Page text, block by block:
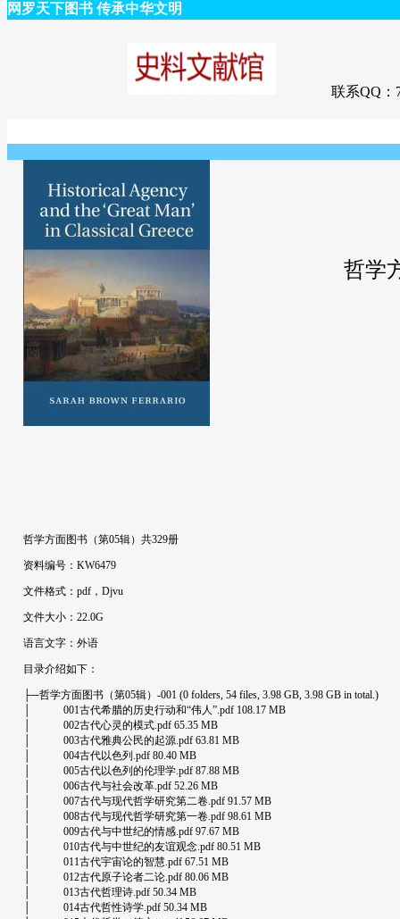
网罗天下图书 传承中华文明
联系QQ：
哲学
哲学方面图书（第05辑）共329册
资料编号：KW6479
文件格式：pdf，Djvu
文件大小：22.0G
语言文字：外语
目录介绍如下：
├─哲学方面图书（第05辑）-001 (0 folders, 54 files, 3.98 GB, 3.98 GB in total.)
│ 001古代希腊的历史行动和“伟人”.pdf 108.17 MB
│ 002古代心灵的模式.pdf 65.35 MB
│ 003古代雅典公民的起源.pdf 63.81 MB
│ 004古代以色列.pdf 80.40 MB
│ 005古代以色列的伦理学.pdf 87.88 MB
│ 006古代与社会改革.pdf 52.26 MB
│ 007古代与现代哲学研究第二卷.pdf 91.57 MB
│ 008古代与现代哲学研究第一卷.pdf 98.61 MB
│ 009古代与中世纪的情感.pdf 97.67 MB
│ 010古代与中世纪的友谊观念.pdf 80.51 MB
│ 011古代宇宙论的智慧.pdf 67.51 MB
│ 012古代原子论者二论.pdf 80.06 MB
│ 013古代哲理诗.pdf 50.34 MB
│ 014古代哲性诗学.pdf 50.34 MB